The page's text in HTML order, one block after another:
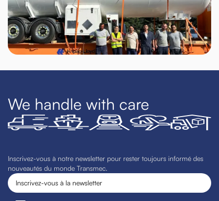
We handle with care
Inscrivez-vous à notre newsletter pour rester toujours informé des
nouveautés du monde Transmec.